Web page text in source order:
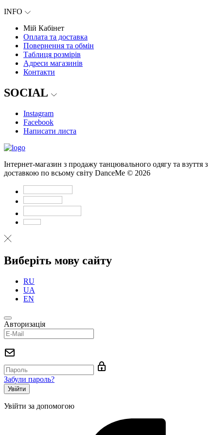
INFO
Мій Кабінет
Оплата та доставка
Повернення та обмін
Таблиця розмірів
Адреси магазинів
Контакти
SOCIAL
Instagram
Facebook
Написати листа
Інтернет-магазин з продажу танцювального одягу та взуття з
доставкою по всьому світу DanceMe © 2026
Виберіть мову сайту
RU
UA
EN
Авторизація
Забули пароль?
Увійти за допомогою